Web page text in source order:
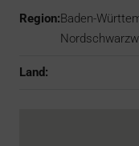
Region:Baden-
Land: